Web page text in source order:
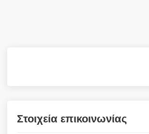
Στοιχεία επικοινωνίας